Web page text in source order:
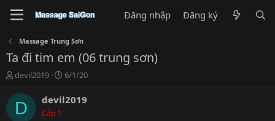
Đăng nhập Đăng ký
Massage Trung Sơn
Ta đi tim em (06 trung sơn)
T
r
devil2019
N
à
6/1/20
D devil2019
Cấp 1